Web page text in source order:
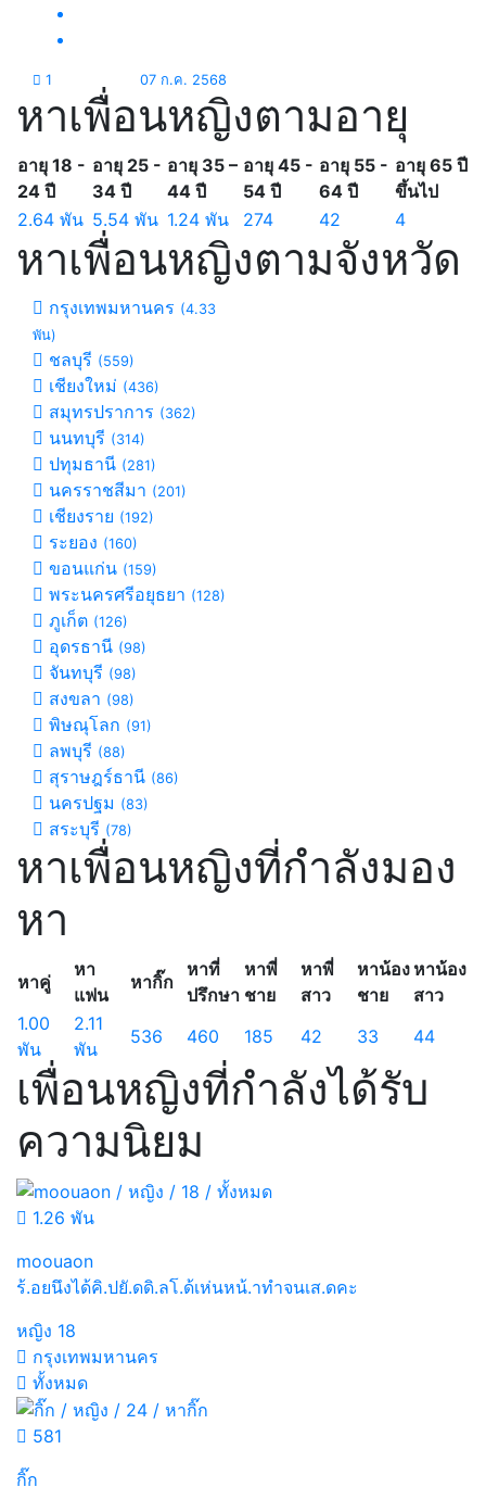
1 07 ก.ค. 2568
หาเพื่อนหญิงตามอายุ
อายุ 18 -
24 ปี
อายุ 25 -
34 ปี
อายุ 35 –
44 ปี
อายุ 45 -
54 ปี
อายุ 55 -
64 ปี
อายุ 65 ปี
ขึ้นไป
2.64 พัน 5.54 พัน 1.24 พัน 274 42 4
หาเพื่อนหญิงตามจังหวัด
กรุงเทพมหานคร (4.33
พัน)
ชลบุรี (559)
เชียงใหม่ (436)
สมุทรปราการ (362)
นนทบุรี (314)
ปทุมธานี (281)
นครราชสีมา (201)
เชียงราย (192)
ระยอง (160)
ขอนแก่น (159)
พระนครศรีอยุธยา (128)
ภูเก็ต (126)
อุดรธานี (98)
จันทบุรี (98)
สงขลา (98)
พิษณุโลก (91)
ลพบุรี (88)
สุราษฎร์ธานี (86)
นครปฐม (83)
สระบุรี (78)
หาเพื่อนหญิงที่กำลังมอง
หา
หาคู่
หา
แฟน
หากิ๊ก
หาที่
ปรึกษา
หาพี่
ชาย
หาพี่
สาว
หาน้อง
ชาย
หาน้อง
สาว
1.00
พัน
2.11
พัน
536 460 185 42 33 44
เพื่อนหญิงที่กำลังได้รับ
ความนิยม
1.26 พัน
moouaon
ร้.อยนึงได้คิ.ปยั.ดดิ.ลโ.ด้เห่นหน้.าทำจนเส.ดคะ
หญิง 18
กรุงเทพมหานคร
ทั้งหมด
581
กิ๊ก